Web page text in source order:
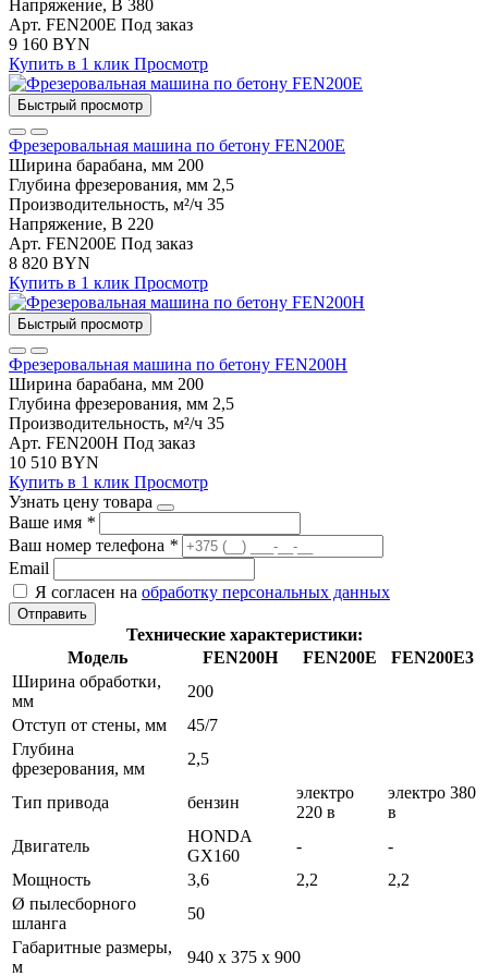
Напряжение, В 380
Арт. FEN200E Под заказ
9 160 BYN
Купить в 1 клик Просмотр
Быстрый просмотр
Фрезеровальная машина по бетону FEN200E
Ширина барабана, мм 200
Глубина фрезерования, мм 2,5
Производительность, м²/ч 35
Напряжение, В 220
Арт. FEN200E Под заказ
8 820 BYN
Купить в 1 клик Просмотр
Быстрый просмотр
Фрезеровальная машина по бетону FEN200H
Ширина барабана, мм 200
Глубина фрезерования, мм 2,5
Производительность, м²/ч 35
Арт. FEN200H Под заказ
10 510 BYN
Купить в 1 клик Просмотр
Узнать цену товара
Ваше имя *
Ваш номер телефона *
Email
Я согласен на обработку персональных данных
Отправить
Технические характеристики:
Модель
FEN200H FEN200E
FEN200E3
Ширина обработки,
мм
200
Отступ от стены, мм
45/7
Глубина
фрезерования, мм
2,5
Тип привода бензин
электро
220 в
электро 380
в
Двигатель
HONDA
GX160
-
-
Мощность
3,6 2,2
2,2
Ø пылесборного
шланга
50
Габаритные размеры,
м
940 x 375 x 900